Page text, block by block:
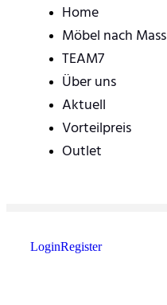
Home
Möbel nach Mass
TEAM7
Über uns
Aktuell
Vorteilpreis
Outlet
LoginRegister